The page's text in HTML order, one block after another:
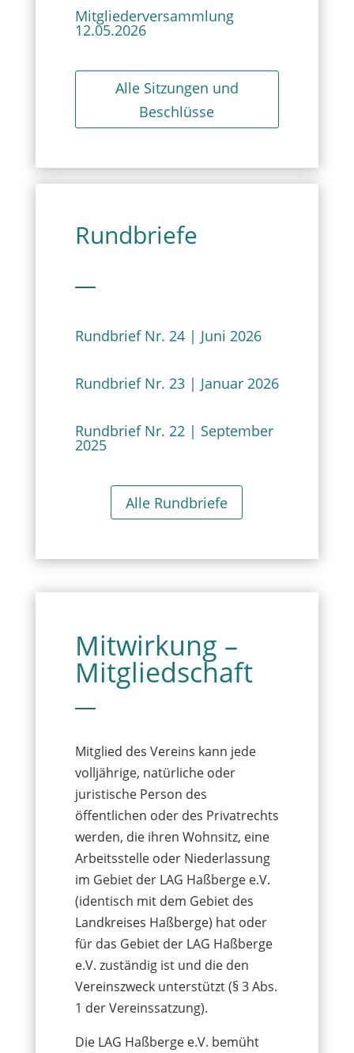
Mitgliederversammlung
12.05.2026
Alle Sitzungen und
Beschlüsse
Rundbriefe
Rundbrief Nr. 24 | Juni 2026
Rundbrief Nr. 23 | Januar 2026
Rundbrief Nr. 22 | September
2025
Alle Rundbriefe
Mitwirkung –
Mitgliedschaft
Mitglied des Vereins kann jede
volljährige, natürliche oder
juristische Person des
öffentlichen oder des Privatrechts
werden, die ihren Wohnsitz, eine
Arbeitsstelle oder Niederlassung
im Gebiet der LAG Haßberge e.V.
(identisch mit dem Gebiet des
Landkreises Haßberge) hat oder
für das Gebiet der LAG Haßberge
e.V. zuständig ist und die den
Vereinszweck unterstützt (§ 3 Abs.
1 der Vereinssatzung).
Die LAG Haßberge e.V. bemüht